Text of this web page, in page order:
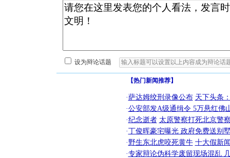
设为辩论话题
【热门新闻推荐】
·萨达姆绞刑录像公布 天下头条
·公安部发A级通缉令 5万悬红佛
·纪念逝者 太原警察打死北京警
·丁俊晖豪宅曝光 政府免费送别
·野生东北虎咬死黄牛 十大假新
·专家辩论伪科学废留现场混乱